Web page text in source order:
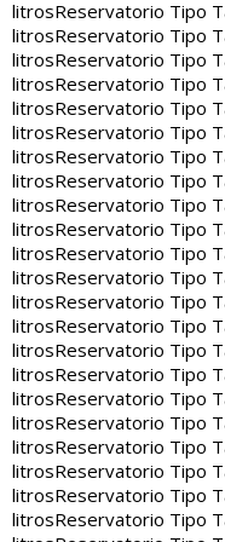
litrosReservatorio Tipo
litrosReservatorio Tipo
litrosReservatorio Tipo
litrosReservatorio Tipo
litrosReservatorio Tipo
litrosReservatorio Tipo
litrosReservatorio Tipo
litrosReservatorio Tipo
litrosReservatorio Tipo
litrosReservatorio Tipo
litrosReservatorio Tipo
litrosReservatorio Tipo
litrosReservatorio Tipo
litrosReservatorio Tipo
litrosReservatorio Tipo
litrosReservatorio Tipo
litrosReservatorio Tipo
litrosReservatorio Tipo
litrosReservatorio Tipo
litrosReservatorio Tipo
litrosReservatorio Tipo
litrosReservatorio Tipo